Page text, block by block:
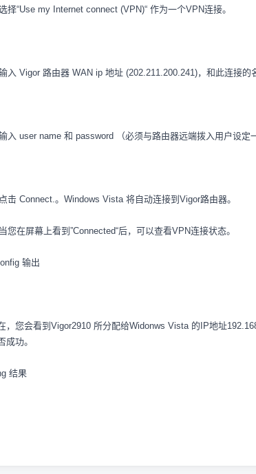
择“Use my Internet connect (VPN)“ 作为一个VPN连接。
入 Vigor 路由器 WAN ip 地址 (202.211.200.241)，和此连接的
入 user name 和 password （必须与路由器远端拨入用户设定
击 Connect.。Windows Vista 将自动连接到Vigor路由器。
您在屏幕上看到”Connected“后，可以查看VPN连接状态。
输出
，您会看到Vigor2910 所分配给Widonws Vista 的IP地址
成功。
结果